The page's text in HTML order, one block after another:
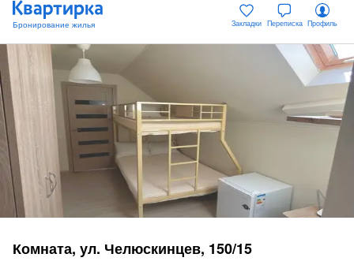
Закладки Переписка Профиль
Комната, ул. Челюскинцев, 150/15